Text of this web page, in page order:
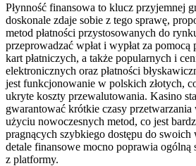
Płynność finansowa to klucz przyjemnej
doskonale zdaje sobie z tego sprawę,
metod płatności przystosowanych do
przeprowadzać wpłat i wypłat za
kart płatniczych, a także popularnych i
elektronicznych oraz płatności
jest funkcjonowanie w polskich złotych,
ukryte koszty przewalutowania. Kasino
gwarantować krótkie czasy przetwarzania
użyciu nowoczesnych metod, co jest
pragnących szybkiego dostępu do swoich
detale finansowe mocno poprawia ogólną
z platformy.